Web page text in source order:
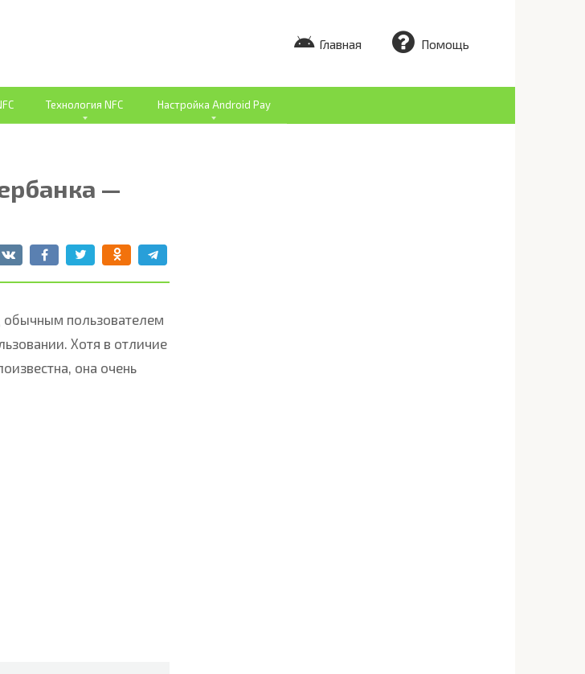
Главная Помощь
Технология NFC Настройка Android Pay
—
обычным пользователем
Хотя в отличие
она очень